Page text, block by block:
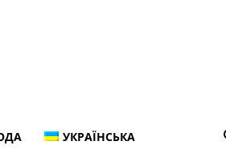
УКРАЇНСЬКА